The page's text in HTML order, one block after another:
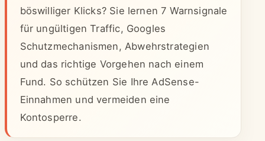
böswilliger Klicks? Sie lernen 7 Warnsignale
für ungültigen Traffic, Googles
Schutzmechanismen, Abwehrstrategien
und das richtige Vorgehen nach einem
Fund. So schützen Sie Ihre AdSense-
Einnahmen und vermeiden eine
Kontosperre.